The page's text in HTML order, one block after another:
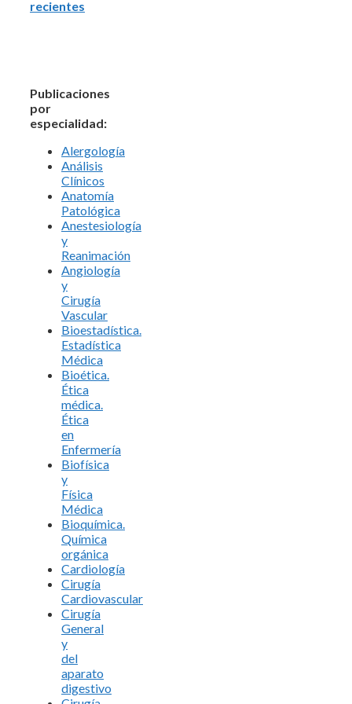
recientes
Publicaciones
por
especialidad:
Alergología
Análisis
Clínicos
Anatomía
Patológica
Anestesiología
y
Reanimación
Angiología
y
Cirugía
Vascular
Bioestadística.
Estadística
Médica
Bioética.
Ética
médica.
Ética
en
Enfermería
Biofísica
y
Física
Médica
Bioquímica.
Química
orgánica
Cardiología
Cirugía
Cardiovascular
Cirugía
General
y
del
aparato
digestivo